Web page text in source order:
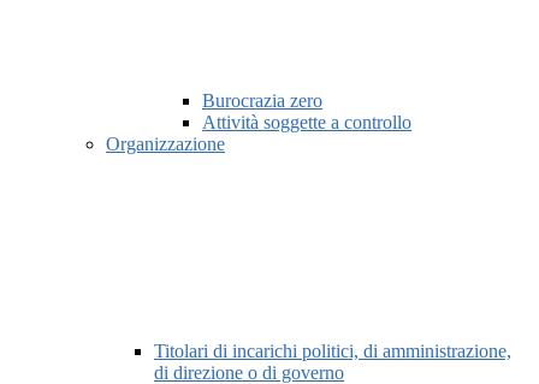
Burocrazia zero
Attività soggette a controllo
Organizzazione
Titolari di incarichi politici, di amministrazione,
di direzione o di governo